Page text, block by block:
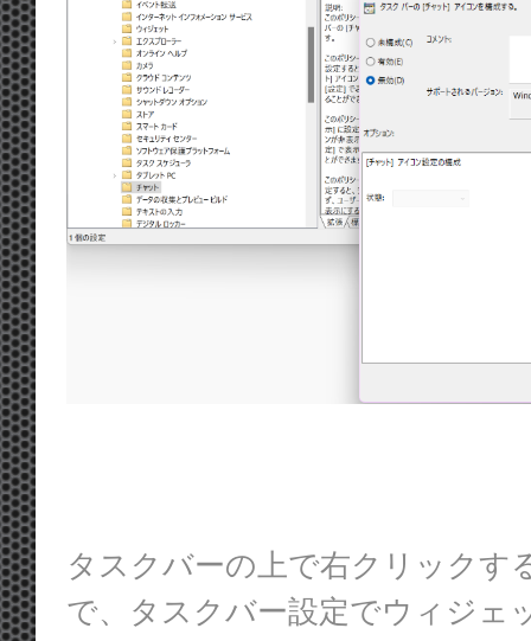
タスクバーの上で右クリックす
で、タスクバー設定でウィジェ